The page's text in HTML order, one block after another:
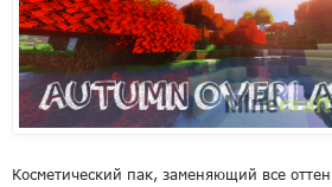
Косметический пак, заменяющий все